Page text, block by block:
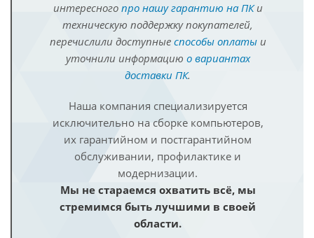
интересного про нашу гарантию на ПКи
техническую поддержку покупателей,
перечислили доступные способы оплатыи
уточнили информацию о вариантах
доставки ПК.
Наша компания специализируется
исключительно на сборке компьютеров,
их гарантийном и постгарантийном
обслуживании, профилактике и
модернизации.
Мы не стараемся охватить всё, мы
стремимся быть лучшими в своей
области.